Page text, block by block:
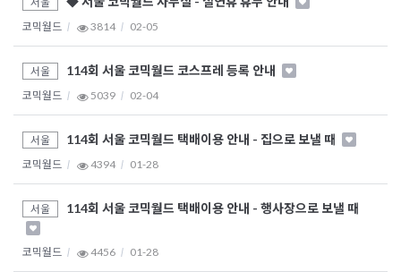
코믹월드 3814 02-05
서울 114회 서울 코믹월드 코스프레 등록 안내
코믹월드 5039 02-04
서울 114회 서울 코믹월드 택배이용 안내 - 집으로 보낼 때
코믹월드 4394 01-28
서울 114회 서울 코믹월드 택배이용 안내 - 행사장으로 보낼 때
코믹월드 4456 01-28